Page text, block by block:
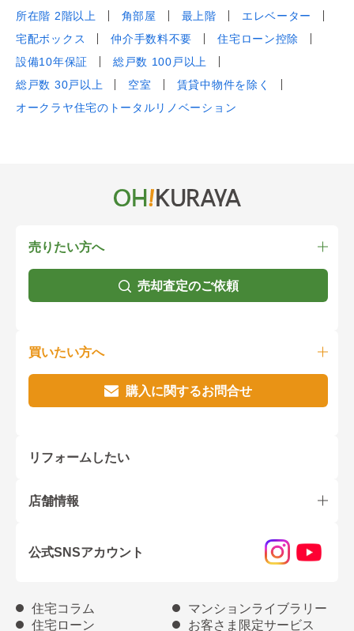
所在階 2階以上
角部屋 最上階
エレベーター
宅配ボックス
仲介手数料不要
住宅ローン控除
設備10年保証
総戸数 100戸以上
総戸数 30戸以上
空室
賃貸中物件を除く
オークラヤ住宅のトータルリノベーション
売りたい方へ
売却査定のご依頼
買いたい方へ
購入に関するお問合せ
リフォームしたい
店舗情報
公式SNSアカウント
住宅コラム
マンションライブラリー
住宅ローン
お客さま限定サービス